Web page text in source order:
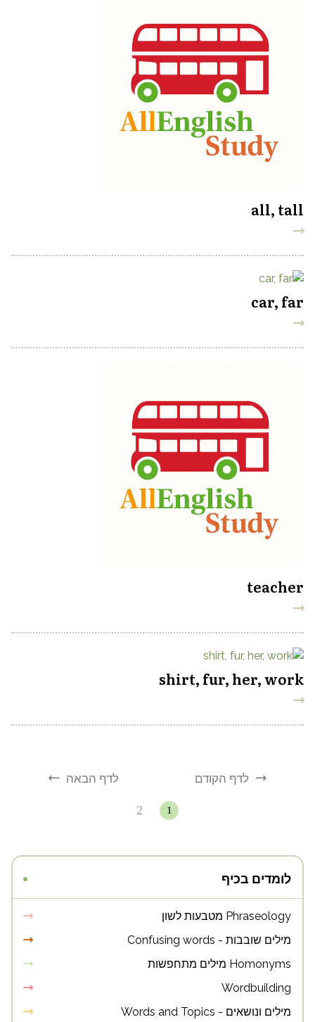
all, tall
car, far
teacher
shirt, fur, her, work
לדף הקודם לדף הבאה
1
2
לומדים בכיף
Phraseology מטבעות לשון
מילים שובבות - Confusing words
Homonyms מילים מתחפשות
Wordbuilding
מילים ונושאים - Words and Topics